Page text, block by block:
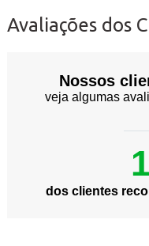
Avaliações dos
Nossos
veja algumas
dos clientes